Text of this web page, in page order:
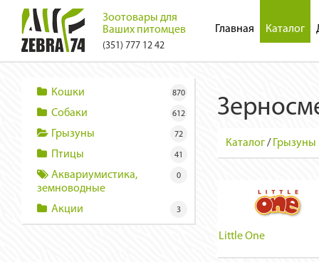
Зоотовары для
Ваших питомцев
(351) 777 12 42
Главная Каталог
Кошки 870
Собаки 612
Грызуны 72
Птицы 41
Аквариумистика,
земноводные
0
Акции 3
Каталог/ Грызуны
Little One